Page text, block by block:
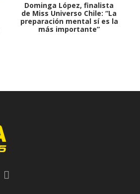
Dominga López, finalista
de Miss Universo Chile: “La
preparación mental sí es la
más importante”